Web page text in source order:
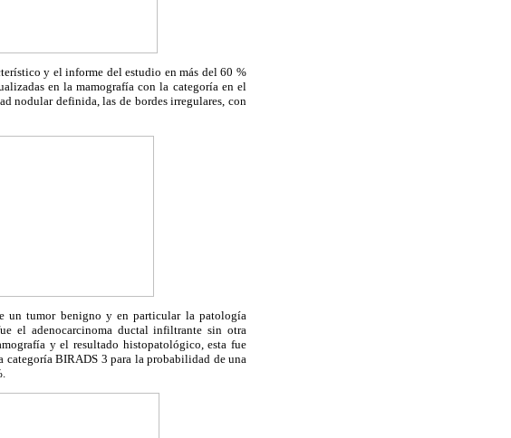
y el informe del estudio en más del 60 %
en la mamografía con la categoría en el
nodular definida, las de bordes irregulares, con
un tumor benigno y en particular la patología
el adenocarcinoma ductal infiltrante sin otra
y el resultado histopatológico, esta fue
categoría BIRADS 3 para la probabilidad de una